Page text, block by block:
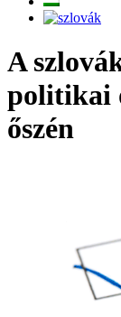
A
politikai
őszén